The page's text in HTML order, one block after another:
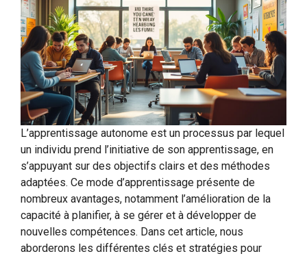
L’apprentissage autonome est un processus par lequel
un individu prend l’initiative de son apprentissage, en
s’appuyant sur des objectifs clairs et des méthodes
adaptées. Ce mode d’apprentissage présente de
nombreux avantages, notamment l’amélioration de la
capacité à planifier, à se gérer et à développer de
nouvelles compétences. Dans cet article, nous
aborderons les différentes clés et stratégies pour